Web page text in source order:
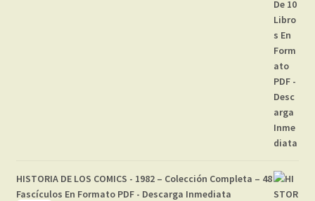
HISTORIA DE LOS COMICS - 1982 – Colección Completa – 48
Fascículos En Formato PDF - Descarga Inmediata